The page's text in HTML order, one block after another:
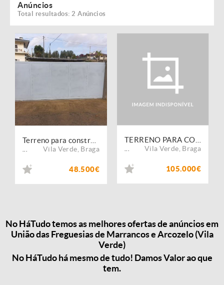
Anúncios
Total resultados: 2 Anúncios
Vila Verde Braga
48.500€
Vila Verde Braga
105.000€
No HáTudo temos as melhores ofertas de anúncios em
União das Freguesias de Marrancos e Arcozelo (Vila
Verde)
No HáTudo há mesmo de tudo! Damos Valor ao que
tem.